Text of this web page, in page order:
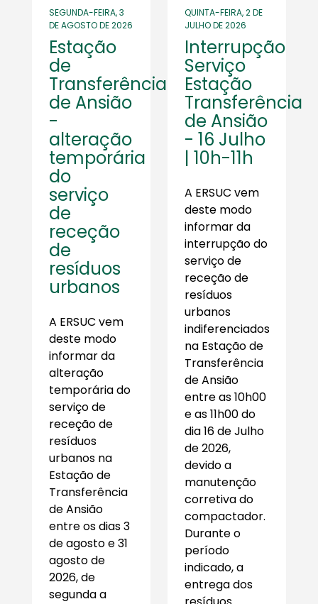
SEGUNDA-FEIRA, 3
DE AGOSTO DE 2026
Estação
de
Transferência
de Ansião
-
alteração
temporária
do
serviço
de
receção
de
resíduos
urbanos
A ERSUC vem
deste modo
informar da
alteração
temporária do
serviço de
receção de
resíduos
urbanos na
Estação de
Transferência
de Ansião
entre os dias 3
de agosto e 31
agosto de
2026, de
segunda a
QUINTA-FEIRA, 2 DE
JULHO DE 2026
Interrupção
Serviço
Estação
Transferência
de Ansião
- 16 Julho
| 10h-11h
A ERSUC vem
deste modo
informar da
interrupção do
serviço de
receção de
resíduos
urbanos
indiferenciados
na Estação de
Transferência
de Ansião
entre as 10h00
e as 11h00 do
dia 16 de Julho
de 2026,
devido a
manutenção
corretiva do
compactador.
Durante o
período
indicado, a
entrega dos